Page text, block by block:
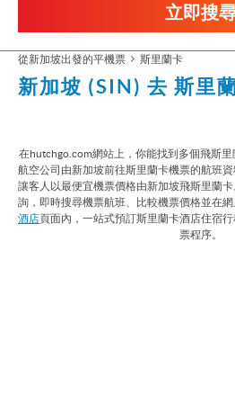
立即搜
從新加坡出發的平機票 斯里蘭卡
新加坡 (SIN) 去 斯里
在hutchgo.com網站上，你能找到多個飛斯
航空公司由新加坡前往斯里蘭卡機票的航班
讓客人以最便宜機票價格由新加坡飛斯里蘭
詢，即時搜尋機票航班、比較機票價格並在
酒店頁面內，一站式預訂斯里蘭卡酒店住宿
票程序。